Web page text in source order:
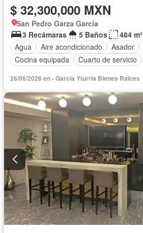
$ 32,300,000 MXN
San Pedro Garza García
3 Recámaras
5 Baños
484 m²
Agua
Aire acondicionado Asador
Cocina equipada
Cuarto de servicio
26/06/2026 en - Garci­a Yturria Bienes Rai­ces